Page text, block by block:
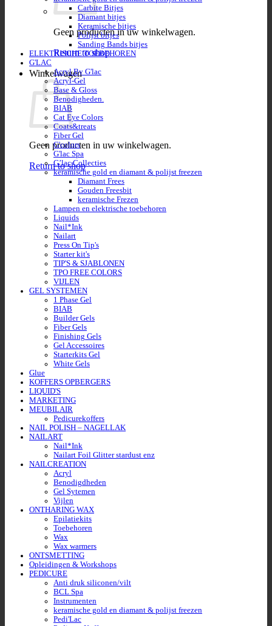
Geen producten in uw winkelwagen.
Return to shop
Winkelwagen
Geen producten in uw winkelwagen.
Return to shop
Carbite Bitjes
Diamant bitjes
Keramische bitjes
Polijst bitjes
Sanding Bands bitjes
ELEKTRISCHE TOEBEHOREN
G'LAC
Acryl By G'lac
Acryl-Gel
Base & Gloss
Benodigheden.
BIAB
Cat Eye Colors
Coats&treats
Fiber Gel
G'colors
G'lac Spa
G’lac Collecties
keramische gold en diamant & polijst freezen
Diamant Frees
Gouden Freesbit
keramische Frezen
Lampen en elektrische toebehoren
Liquids
Nail*Ink
Nailart
Press On Tip's
Starter kit's
TIP'S & SJABLONEN
TPO FREE COLORS
VIJLEN
GEL SYSTEMEN
1 Phase Gel
BIAB
Builder Gels
Fiber Gels
Finishing Gels
Gel Accessoires
Starterkits Gel
White Gels
Glue
KOFFERS OPBERGERS
LIQUID'S
MARKETING
MEUBILAIR
Pedicurekoffers
NAIL POLISH – NAGELLAK
NAILART
Nail*Ink
Nailart Foil Glitter stardust enz
NAILCREATION
Acryl
Benodigdheden
Gel Sytemen
Vijlen
ONTHARING WAX
Epilatiekits
Toebehoren
Wax
Wax warmers
ONTSMETTING
Opleidingen & Workshops
PEDICURE
Anti druk siliconen/vilt
BCL Spa
Instrumenten
keramische gold en diamant & polijst freezen
Pedi'Lac